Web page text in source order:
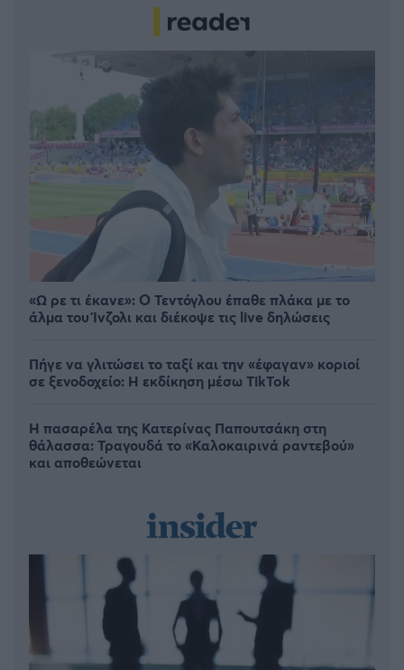
«Ω ρε τι έκανε»: Ο Τεντόγλου έπαθε πλάκα με το
άλμα του Ίνζολι και διέκοψε τις live δηλώσεις
Πήγε να γλιτώσει το ταξί και την «έφαγαν» κοριοί
σε ξενοδοχείο: H εκδίκηση μέσω TikTok
Η πασαρέλα της Κατερίνας Παπουτσάκη στη
θάλασσα: Τραγουδά το «Καλοκαιρινά ραντεβού»
και αποθεώνεται